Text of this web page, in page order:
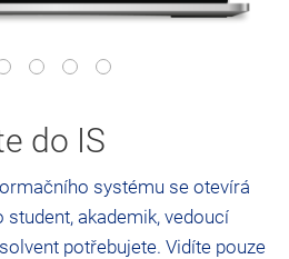
do IS
systému se otevírá
akademik, vedoucí
potřebujete. Vidíte pouze